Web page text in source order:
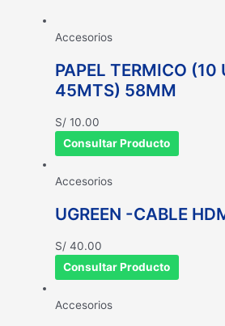
Accesorios
PAPEL TERMICO (10
45MTS) 58MM
S/ 10.00
Consultar Producto
Accesorios
UGREEN -CABLE
S/ 40.00
Consultar Producto
Accesorios